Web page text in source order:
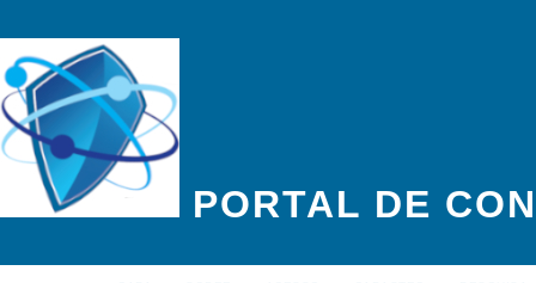
PORTAL DE